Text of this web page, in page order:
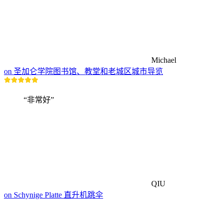
Michael
on 圣加仑学院图书馆、教堂和老城区城市导览
“非常好”
QIU
on Schynige Platte 直升机跳伞